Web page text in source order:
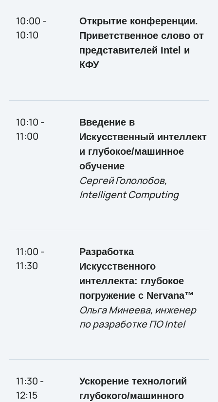
10:00 -
10:10
Открытие конференции.
Приветственное слово от
представителей Intel и
КФУ
10:10 -
11:00
Введение в
Искусственный интеллект
и глубокое/машинное
обучение
Сергей Гололобов,
Intelligent Computing
11:00 -
11:30
Разработка
Искусственного
интеллекта: глубокое
погружение с Nervana™
Ольга Минеева, инженер
по разработке ПО Intel
11:30 -
12:15
Ускорение технологий
глубокого/машинного